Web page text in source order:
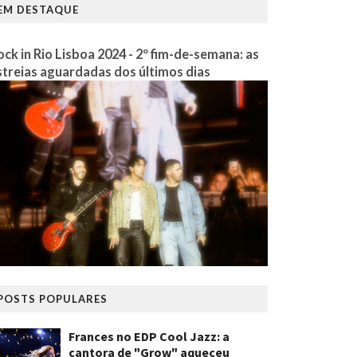
DESTAQUE
in Rio Lisboa 2024 - 2º fim-de-semana: as
aguardadas dos últimos dias
POPULARES
Frances no EDP Cool Jazz: a
cantora de "Grow" aqueceu